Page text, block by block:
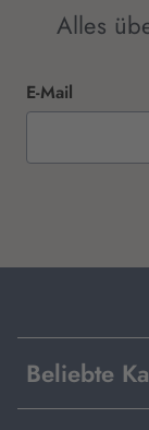
Alles
E-Mail
Beliebte